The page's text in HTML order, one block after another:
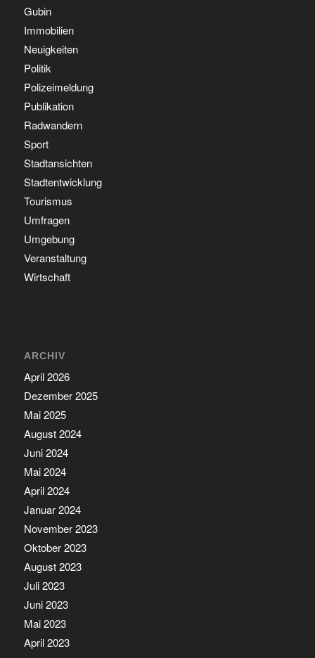
Gubin
Immobilien
Neuigkeiten
Politik
Polizeimeldung
Publikation
Radwandern
Sport
Stadtansichten
Stadtentwicklung
Tourismus
Umfragen
Umgebung
Veranstaltung
Wirtschaft
ARCHIV
April 2026
Dezember 2025
Mai 2025
August 2024
Juni 2024
Mai 2024
April 2024
Januar 2024
November 2023
Oktober 2023
August 2023
Juli 2023
Juni 2023
Mai 2023
April 2023